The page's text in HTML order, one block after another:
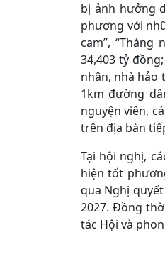
bị ảnh hưởng
phương với
cam”,
34,403 tỷ
nhân, nhà hảo
1km đường
nguyện viên,
trên địa bàn
Tại hội nghị,
hiện tốt
qua Nghị
2027. Đồng
tác Hội và